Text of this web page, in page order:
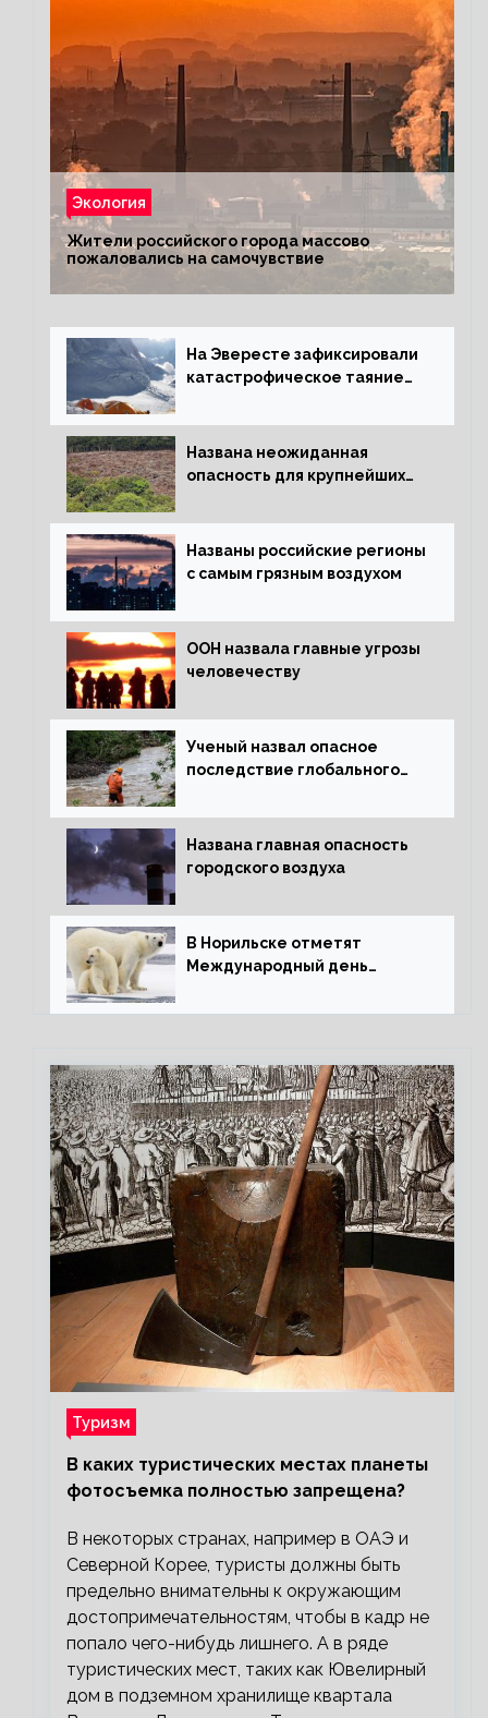
Экология
Жители российского города массово
пожаловались на самочувствие
На Эвересте зафиксировали
катастрофическое таяние
Названа неожиданная
опасность для крупнейших
Названы российские регионы
с самым грязным воздухом
ООН назвала главные угрозы
человечеству
Ученый назвал опасное
последствие глобального
Названа главная опасность
городского воздуха
В Норильске отметят
Международный день
Туризм
В каких туристических местах планеты
фотосъемка полностью запрещена?
В некоторых странах, например в ОАЭ и
Северной Корее, туристы должны быть
предельно внимательны к окружающим
достопримечательностям, чтобы в кадр не
попало чего-нибудь лишнего. А в ряде
туристических мест, таких как Ювелирный
дом в подземном хранилище квартала